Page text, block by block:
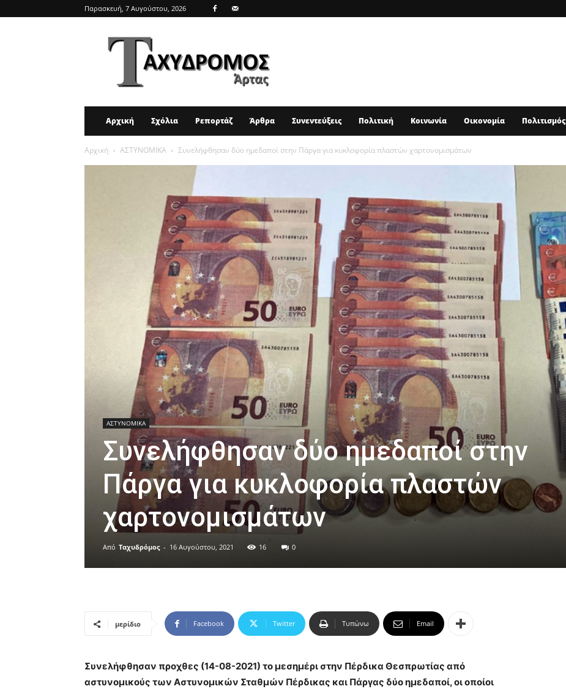
Παρασκευή, 7 Αυγούστου, 2026
ΤΑΧΥΔΡΟΜΟΣ
Αρχική Σχόλια Ρεπορτάζ Άρθρα Συνεντεύξεις Πολιτική Κοινωνία Οικονομία Πολιτισμός
Αρχική ΑΣΤΥΝΟΜΙΚΑ Συνελήφθησαν δύο ημεδαποί στην Πάργα για κυκλοφορία πλαστών χαρτονομισμάτων
ΑΣΤΥΝΟΜΙΚΑ
Συνελήφθησαν δύο ημεδαποί στην
Πάργα για κυκλοφορία πλαστών
χαρτονομισμάτων
Από Ταχυδρόμος - 16 Αυγούστου, 2021 16 0
μερίδιο Facebook Twitter Τυπώνω Email
Συνελήφθησαν προχθες (14-08-2021) το μεσημέρι στην Πέρδικα Θεσπρωτίας από
αστυνομικούς των Αστυνομικών Σταθμών Πέρδικας και Πάργας δύο ημεδαποί, οι οποίοι